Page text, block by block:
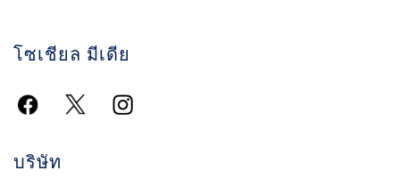
โซเชียล มีเดีย
บริษัท